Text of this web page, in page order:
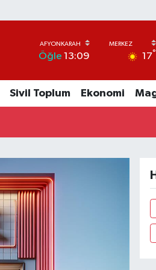
Öğle 13:09 17°
Sivil Toplum Ekonomi